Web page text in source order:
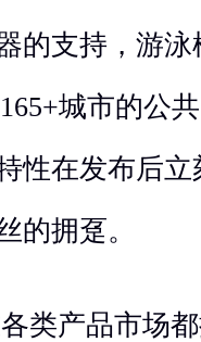
的支持，游
城市的公
性在发布后
的拥趸。
产品市场都